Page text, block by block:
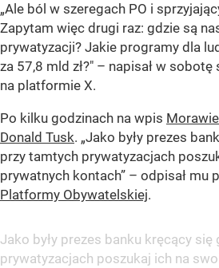
„Ale ból w szeregach PO i
Zapytam więc drugi raz: gdzie są
prywatyzacji? Jakie programy dla
za 57,8 mld zł?" – napisał w sobotę
na platformie X.
Po kilku godzinach na wpis
Donald Tusk. „Jako były prezes
przy tamtych prywatyzacjach
prywatnych kontach” – odpisał mu
Platformy Obywatelskiej.
Jako były prezes banku kręcący
prywatyzacjach poszukaj ich na